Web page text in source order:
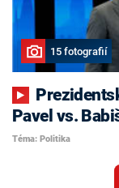
15 fotografií
Pavel vs.
Téma: Politika